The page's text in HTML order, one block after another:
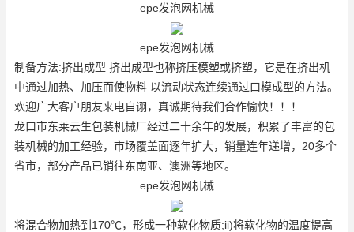
epe发泡网机械
epe发泡网机械
制备方法:挤出成型 挤出成型也称挤压模塑或挤塑，它是在挤出机
中通过加热、加压而使物料 以流动状态连续通过口模成型的方法。
欢迎广大客户朋友来电自诩，真诚期待我们合作愉快！！！
龙口市东莱云生包装机械厂经过二十余年的发展，积累了丰富的包
装机械的加工经验，市场覆盖面逐年扩大，销量连年递增，20多个
省市，部分产品已销往东南亚、澳洲等地区。
epe发泡网机械
将混合物加热到170℃，形成一种软化物质;ii)将软化物的温度提高